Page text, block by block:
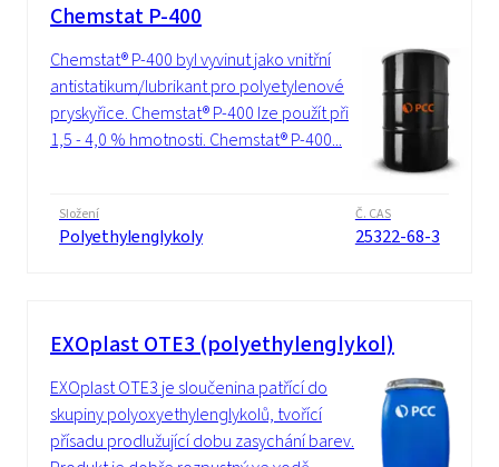
Chemstat P-400
Chemstat® P-400 byl vyvinut jako vnitřní
antistatikum/lubrikant pro polyetylenové
pryskyřice. Chemstat® P-400 lze použít při
1,5 - 4,0 % hmotnosti. Chemstat® P-400...
Složení
Polyethylenglykoly
Č. CAS
25322-68-3
EXOplast OTE3 (polyethylenglykol)
EXOplast OTE3 je sloučenina patřící do
skupiny polyoxyethylenglykolů, tvořící
přísadu prodlužující dobu zasychání barev.